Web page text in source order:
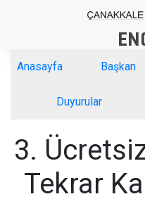
Anasayfa Başkan
Duyurular
3.
Tekrar